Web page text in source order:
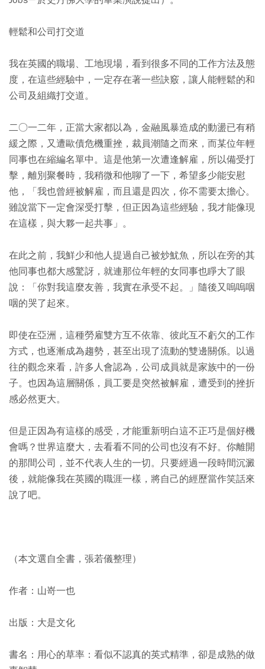
輕鬆和公司打交道
我在英國的職場、工地現場，看到很多不同的工作方法及態
度，在這些經驗中，一定存在著一些訣竅，讓人能輕鬆的和
公司及組織打交道。
二○一二年，正當大家都以為，金融風暴造成的動盪已有稍
緩之際，又遭歐債危機重挫，裁員潮隨之而來，而某位年輕
同事也在縮編名單中。這是他第一次遭逢解雇，所以備受打
擊，離別聚餐時，我稍微和他聊了一下，希望多少能安慰
他，「我也曾經被解雇，而且還是四次，你不需要太擔心。
雖說當下一定會深受打擊，但正因為這些經驗，我才能像現
在這樣，與大夥一起共事」。
在此之前，我鮮少和他人提過自己被炒魷魚，所以在旁的其
他同事也都大感驚訝，就連那位年輕的女同事也睜大了眼
說：「你對我這麼友善，我實在承受不起。」隨後又嗚嗚咽
咽的哭了起來。
即使在亞洲，這種勞雇雙方互不依靠、彼此互不虧欠的工作
方式，也逐漸成為趨勢，甚至出現了流動的雙邊關係。以過
往的觀念來看，許多人會認為，公司成員就是家族中的一份
子。也因為這層關係，員工要是突然被解雇，遭受到的挫折
感必然更大。
但是正因為有這樣的感受，才能重新明白這不正巧是個好機
會嗎？世界這麼大，去看看不同的公司也沒有不好。你離開
的那間公司，並不代表人生的一切。只要經過一段時間沉澱
後，就能像我在英國的職涯一樣，將自己的經歷當作笑話來
說了吧。
（本文選自全書，張若儀整理）
作者：山嵜一也
出版：大是文化
書名：用心的草率：看似不認真的英式精準，卻是成熟的做